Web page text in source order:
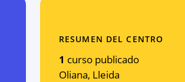
RESUMEN DEL CENTRO
1 curso publicado
Oliana, Lleida